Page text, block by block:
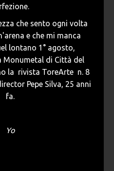
che sento ogni volta
e che mi manca
lontano 1° agosto,
Monumetal di Città del
la rivista ToreArte n. 8
Pepe Silva, 25 anni
fa.
Yo